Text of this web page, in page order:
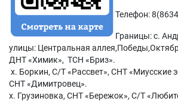
Телефон:
Границы: с.
улицы: Центральная
ДНТ «Химик», ТСН «Бриз».
х. Боркин, С/Т «Рассвет», СНТ «Миусские
СНТ «Димитровец».
х. Грузиновка, СНТ «Бережок», С/Т